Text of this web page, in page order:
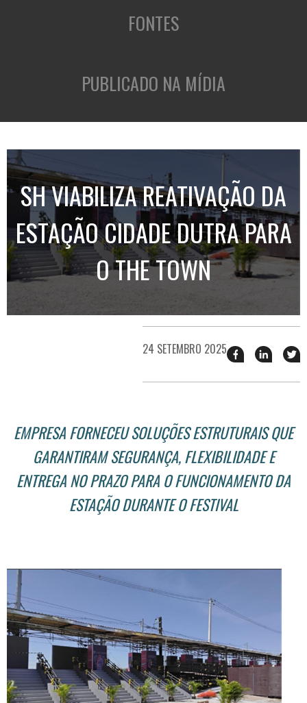
FONTES
PUBLICADO NA MÍDIA
SH VIABILIZA REATIVAÇÃO DA
ESTAÇÃO CIDADE DUTRA PARA
O THE TOWN
24 SETEMBRO 2025 Compartilhar
esse
no
esse
no
EMPRESA FORNECEU SOLUÇÕES ESTRUTURAIS QUE
GARANTIRAM SEGURANÇA, FLEXIBILIDADE E
ENTREGA NO PRAZO PARA O FUNCIONAMENTO DA
ESTAÇÃO DURANTE O FESTIVAL